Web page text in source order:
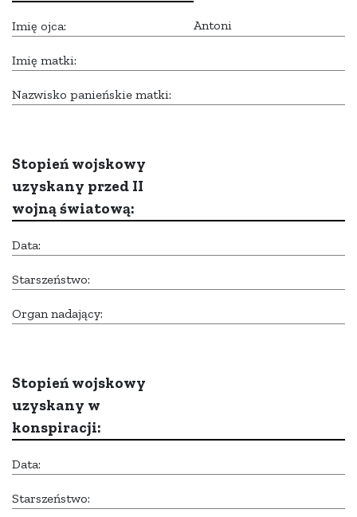
Imię ojca: Antoni
Imię matki:
Nazwisko panieńskie matki:
Stopień wojskowy
uzyskany przed II
wojną światową:
Data:
Starszeństwo:
Organ nadający:
Stopień wojskowy
uzyskany w
konspiracji:
Data:
Starszeństwo: